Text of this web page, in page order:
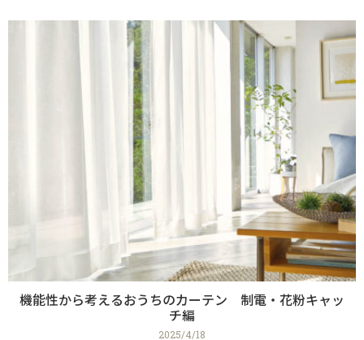
機能性から考えるおうちのカーテン 制電・花粉キャッ
チ編
2025/4/18